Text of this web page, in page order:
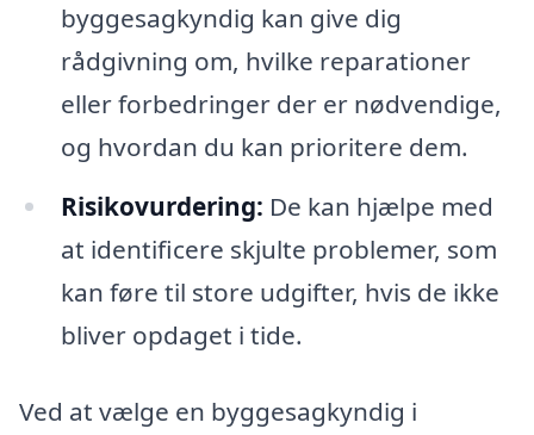
byggesagkyndig kan give dig
rådgivning om, hvilke reparationer
eller forbedringer der er nødvendige,
og hvordan du kan prioritere dem.
Risikovurdering: De kan hjælpe med
at identificere skjulte problemer, som
kan føre til store udgifter, hvis de ikke
bliver opdaget i tide.
Ved at vælge en byggesagkyndig i